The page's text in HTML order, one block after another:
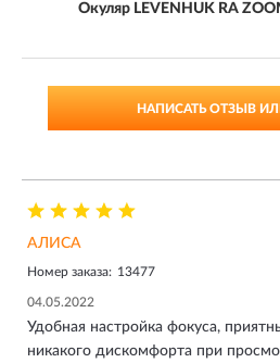
Окуляр LEVENHUK RA
НАПИСАТЬ ОТЗЫВ
АЛИСА
Номер заказа: 13477
04.05.2022
Удобная настройка фокуса,
никакого дискомфорта при